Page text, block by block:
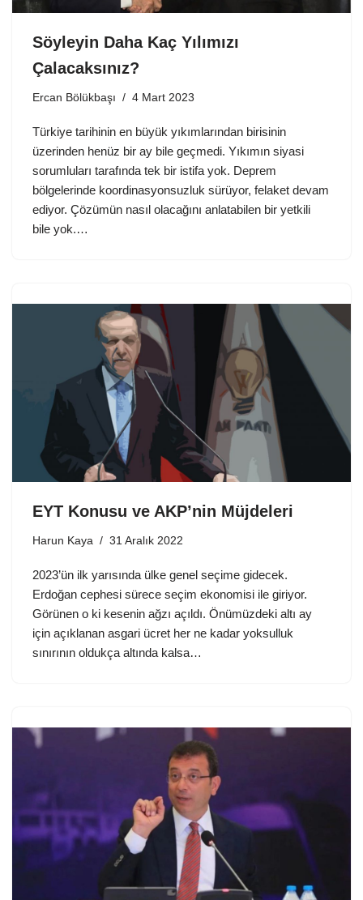
Söyleyin Daha Kaç Yılımızı
Çalacaksınız?
Ercan Bölükbaşı 4 Mart 2023
Türkiye tarihinin en büyük yıkımlarından birisinin
üzerinden henüz bir ay bile geçmedi. Yıkımın siyasi
sorumluları tarafında tek bir istifa yok. Deprem
bölgelerinde koordinasyonsuzluk sürüyor, felaket devam
ediyor. Çözümün nasıl olacağını anlatabilen bir yetkili
bile yok.…
EYT Konusu ve AKP’nin Müjdeleri
Harun Kaya 31 Aralık 2022
2023’ün ilk yarısında ülke genel seçime gidecek.
Erdoğan cephesi sürece seçim ekonomisi ile giriyor.
Görünen o ki kesenin ağzı açıldı. Önümüzdeki altı ay
için açıklanan asgari ücret her ne kadar yoksulluk
sınırının oldukça altında kalsa…